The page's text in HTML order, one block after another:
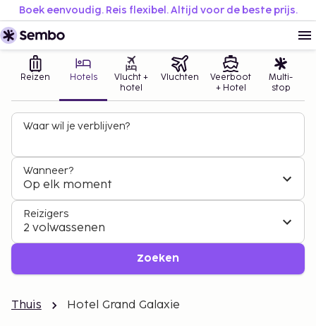
Boek eenvoudig. Reis flexibel. Altijd voor de beste prijs.
Reizen Hotels
Vlucht +
hotel
Vluchten
Veerboot
+ Hotel
Multi-
stop
Waar wil je verblijven?
Wanneer?
Op elk moment
Reizigers
2 volwassenen
Zoeken
Thuis Hotel Grand Galaxie